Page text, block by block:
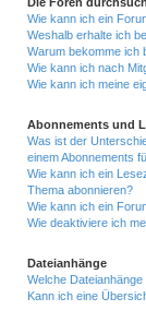
Wie kann ich ein
Weshalb erhalte ich
Warum bekomme ich
Wie kann ich nach
Wie kann ich meine
Abonnements und
Was ist der
einem Abonnements
Wie kann ich ein
Thema abonnieren?
Wie kann ich ein
Wie deaktiviere ich
Dateianhänge
Welche
Kann ich eine